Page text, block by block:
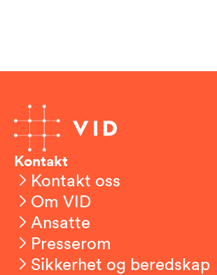
Kontakt
Kontakt oss
Om VID
Ansatte
Presserom
Sikkerhet og beredskap